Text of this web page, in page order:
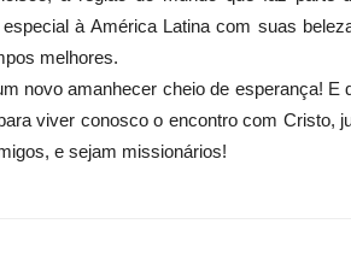
à América Latina com suas
melhores.
novo amanhecer cheio de esperança!
viver conosco o encontro com Cristo,
e sejam missionários!